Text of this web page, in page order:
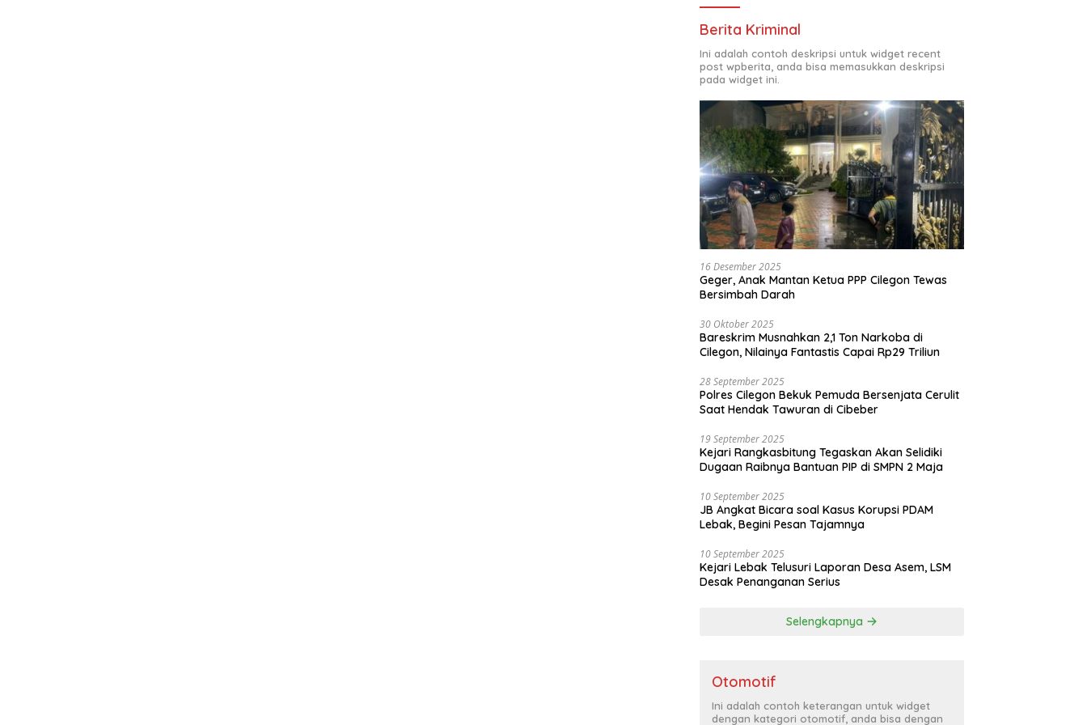
Berita Kriminal
Ini adalah contoh deskripsi untuk widget recent
post wpberita, anda bisa memasukkan deskripsi
pada widget ini.
16 Desember 2025
Geger, Anak Mantan Ketua PPP Cilegon Tewas
Bersimbah Darah
30 Oktober 2025
Bareskrim Musnahkan 2,1 Ton Narkoba di
Cilegon, Nilainya Fantastis Capai Rp29 Triliun
28 September 2025
Polres Cilegon Bekuk Pemuda Bersenjata Cerulit
Saat Hendak Tawuran di Cibeber
19 September 2025
Kejari Rangkasbitung Tegaskan Akan Selidiki
Dugaan Raibnya Bantuan PIP di SMPN 2 Maja
10 September 2025
JB Angkat Bicara soal Kasus Korupsi PDAM
Lebak, Begini Pesan Tajamnya
10 September 2025
Kejari Lebak Telusuri Laporan Desa Asem, LSM
Desak Penanganan Serius
Selengkapnya
Otomotif
Ini adalah contoh keterangan untuk widget
dengan kategori otomotif, anda bisa dengan